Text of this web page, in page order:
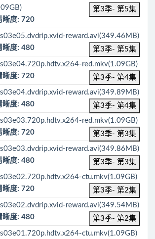
第3季- 第5集
晰度: 720
reward.avi(349.46MB)
第3季- 第5集
晰度: 480
red.mkv(1.09GB)
第3季- 第4集
晰度: 720
reward.avi(349.89MB)
第3季- 第4集
晰度: 480
red.mkv(1.09GB)
第3季- 第3集
晰度: 720
reward.avi(349.86MB)
第3季- 第3集
晰度: 480
ctu.mkv(1.09GB)
第3季- 第2集
晰度: 720
reward.avi(349.54MB)
第3季- 第2集
晰度: 480
ctu.mkv(1.09GB)